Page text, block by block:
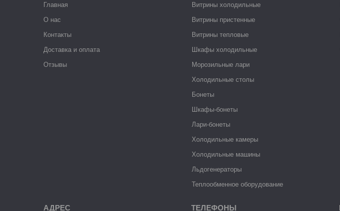
Главная
О нас
Контакты
Доставка и оплата
Отзывы
Витрины холодильные
Витрины пристенные
Витрины тепловые
Шкафы холодильные
Морозильные лари
Холодильные столы
Бонеты
Шкафы-бонеты
Лари-бонеты
Холодильные камеры
Холодильные машины
Льдогенераторы
Теплообменное оборудование